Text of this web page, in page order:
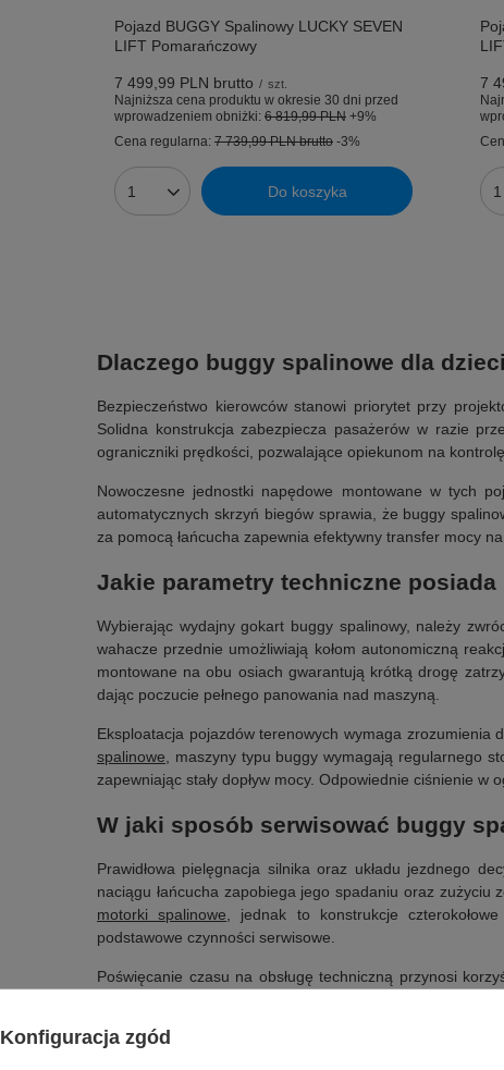
Pojazd BUGGY Spalinowy LUCKY SEVEN
LIFT Pomarańczowy
7 499,99 PLN brutto / szt.
Najniższa cena produktu w okresie 30 dni przed
wprowadzeniem obniżki: 6 819,99 PLN +9%
Cena regularna: 7 739,99 PLNbrutto -3%
Do koszyka
7
Dlaczego buggy spalinowe dla
Bezpieczeństwo kierowców stanowi priorytet przy
Solidna konstrukcja zabezpiecza pasażerów w razie
ograniczniki prędkości, pozwalające opiekunom na
Nowoczesne jednostki napędowe montowane w tych
automatycznych skrzyń biegów sprawia, że buggy
za pomocą łańcucha zapewnia efektywny transfer mocy
Jakie parametry techniczne
Wybierając wydajny gokart buggy spalinowy, należy
wahacze przednie umożliwiają kołom autonomiczną
montowane na obu osiach gwarantują krótką drogę
dając poczucie pełnego panowania nad maszyną.
Eksploatacja pojazdów terenowych wymaga zrozumienia
spalinowe , maszyny typu buggy wymagają regularnego
zapewniając stały dopływ mocy. Odpowiednie ciśnienie
W jaki sposób serwisować buggy
Prawidłowa pielęgnacja silnika oraz układu jezdnego
naciągu łańcucha zapobiega jego spadaniu oraz zużyciu
motorki spalinowe , jednak to konstrukcje
podstawowe czynności serwisowe.
Poświęcanie czasu na obsługę techniczną przynosi
posiada specyficzną charakterystykę pracy, którą warto
jako narzędzie do nauki odpowiedzialności za
nowych szlaków.
Konfiguracja zgód